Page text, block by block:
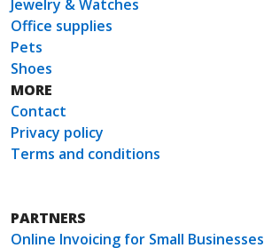
Jewelry & Watches
Office supplies
Pets
Shoes
MORE
Contact
Privacy policy
Terms and conditions
PARTNERS
Online Invoicing for Small Businesses